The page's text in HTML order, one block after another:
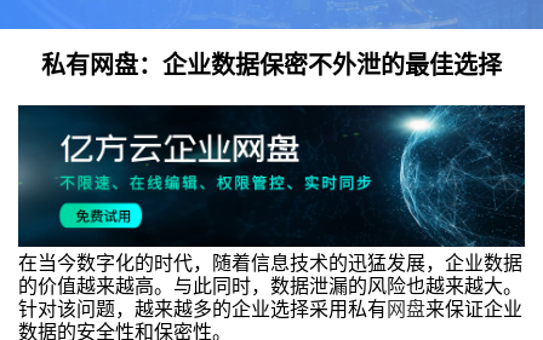
私有网盘：企业数据保密不外泄的最佳选择
在当今数字化的时代，随着信息技术的迅猛发展，企业数据
的价值越来越高。与此同时，数据泄漏的风险也越来越大。
针对该问题，越来越多的企业选择采用私有 网盘来保证企业
数据的安全性和保密性。